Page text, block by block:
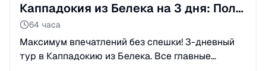
Каппадокия из Белека на 3 дня: Полная программа тура
64 часа
Максимум впечатлений без спешки! 3-дневный
тур в Каппадокию из Белека. Все главные